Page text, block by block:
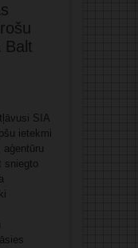
Balt
SIA
ietekmi
aģentūru
sniegto